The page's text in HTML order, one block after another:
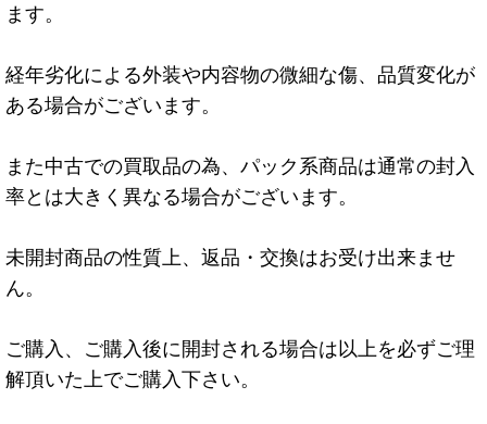
ます。
経年劣化による外装や内容物の微細な傷、品質変化が
ある場合がございます。
また中古での買取品の為、パック系商品は通常の封入
率とは大きく異なる場合がございます。
未開封商品の性質上、返品・交換はお受け出来ませ
ん。
ご購入、ご購入後に開封される場合は以上を必ずご理
解頂いた上でご購入下さい。